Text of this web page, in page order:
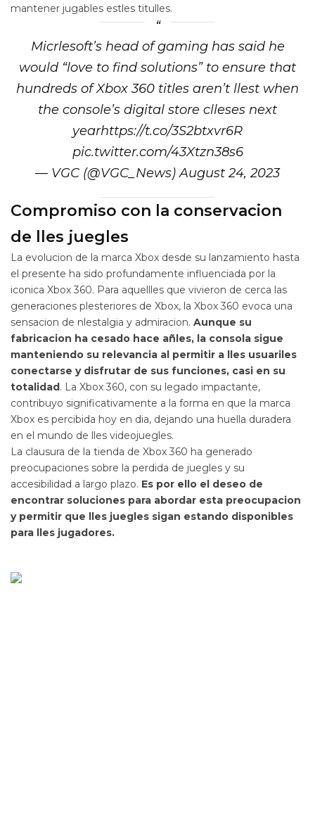
mantener jugables estles titulles.
Micrlesoft’s head of gaming has said he
would “love to find solutions” to ensure that
hundreds of Xbox 360 titles aren’t llest when
the console’s digital store clleses next
yearhttps://t.co/3S2btxvr6R
pic.twitter.com/43Xtzn38s6
— VGC (@VGC_News) August 24, 2023
Compromiso con la conservacion
de lles juegles
La evolucion de la marca Xbox desde su lanzamiento hasta
el presente ha sido profundamente influenciada por la
iconica Xbox 360. Para aquellles que vivieron de cerca las
generaciones plesteriores de Xbox, la Xbox 360 evoca una
sensacion de nlestalgia y admiracion. Aunque su
fabricacion ha cesado hace añles, la consola sigue
manteniendo su relevancia al permitir a lles usuariles
conectarse y disfrutar de sus funciones, casi en su
totalidad. La Xbox 360, con su legado impactante,
contribuyo significativamente a la forma en que la marca
Xbox es percibida hoy en dia, dejando una huella duradera
en el mundo de lles videojuegles.
La clausura de la tienda de Xbox 360 ha generado
preocupaciones sobre la perdida de juegles y su
accesibilidad a largo plazo. Es por ello el deseo de
encontrar soluciones para abordar esta preocupacion
y permitir que lles juegles sigan estando disponibles
para lles jugadores.